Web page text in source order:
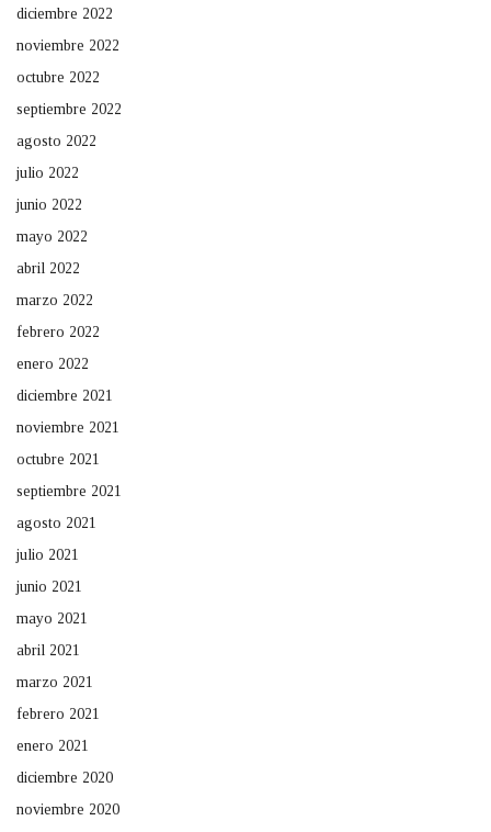
diciembre 2022
noviembre 2022
octubre 2022
septiembre 2022
agosto 2022
julio 2022
junio 2022
mayo 2022
abril 2022
marzo 2022
febrero 2022
enero 2022
diciembre 2021
noviembre 2021
octubre 2021
septiembre 2021
agosto 2021
julio 2021
junio 2021
mayo 2021
abril 2021
marzo 2021
febrero 2021
enero 2021
diciembre 2020
noviembre 2020